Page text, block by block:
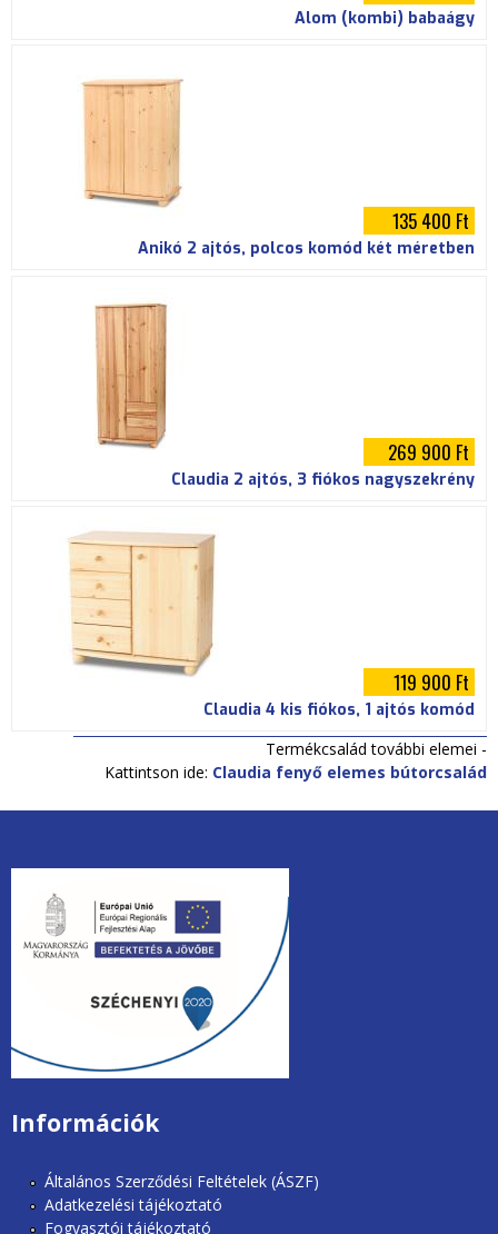
Álom (kombi) babaágy
135 400 Ft
Anikó 2 ajtós, polcos komód két méretben
269 900 Ft
Claudia 2 ajtós, 3 fiókos nagyszekrény
119 900 Ft
Claudia 4 kis fiókos, 1 ajtós komód
Termékcsalád további elemei -
Kattintson ide: Claudia fenyő elemes bútorcsalád
unios2020.jpg
Információk
Általános Szerződési Feltételek (ÁSZF)
Adatkezelési tájékoztató
Fogyasztói tájékoztató